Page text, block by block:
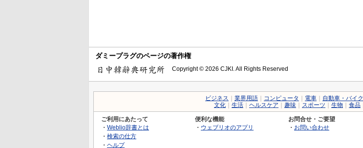
ダミープラグのページの著作権
Copyright © 2026 CJKI. All Rights Reserved
ビジネス 業界用語 コンピュータ 電車 自動車・バイク
文化
生活 ヘルスケア 趣味 スポーツ 生物 食品
ご利用にあたって
・ Weblio辞書とは
・ 検索の仕方
・ ヘルプ
便利な機能
・ ウェブリオのアプリ
お問合せ・ご要望
・ お問い合わせ